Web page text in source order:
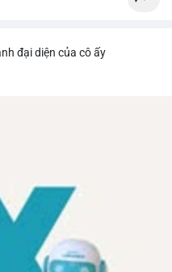
đại diện của cô ấy